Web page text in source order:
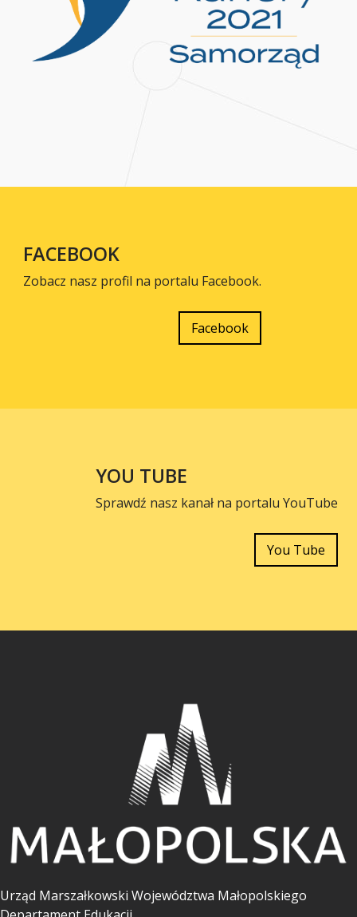
FACEBOOK
Zobacz nasz profil na portalu Facebook.
Facebook
YOU TUBE
Sprawdź nasz kanał na portalu YouTube
You Tube
Urząd Marszałkowski Województwa Małopolskiego